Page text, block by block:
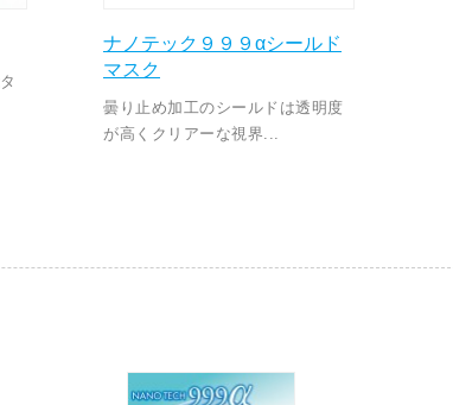
ナノテック９９９αシールド
マスク
曇り止め加工のシールドは透明度
が高くクリアーな視界...